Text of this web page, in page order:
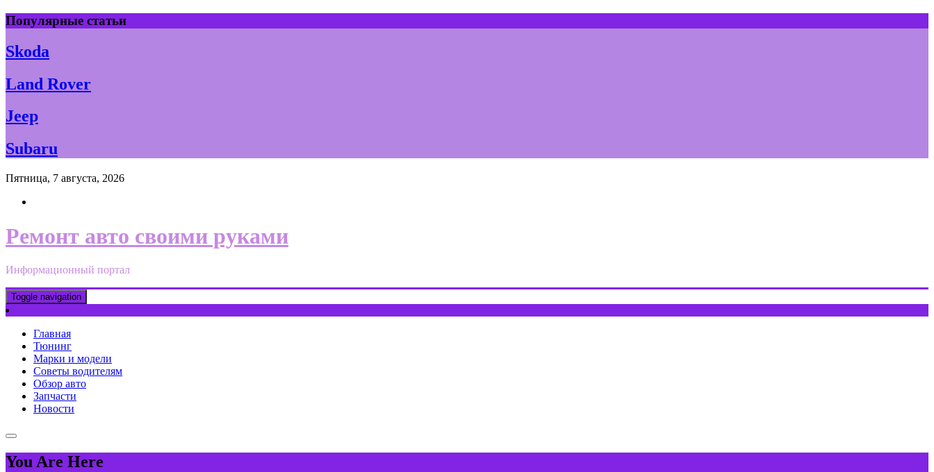
Skip
to
content
Популярные статьи
Skoda
Land Rover
Jeep
Subaru
Пятница, 7 августа, 2026
Ремонт авто своими руками
Информационный портал
Toggle navigation
Главная
Тюнинг
Марки и модели
Советы водителям
Обзор авто
Запчасти
Новости
You Are Here